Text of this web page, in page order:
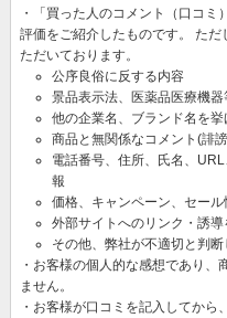
・「買った人のコメント（口コミ
評価をご紹介したものです。 た
ただいております。
公序良俗に反する内容
景品表示法、医薬品医療機
他の企業名、ブランド名を
商品と無関係なコメント(誹
電話番号、住所、氏名、
報
価格、キャンペーン、セー
外部サイトへのリンク・誘導
その他、弊社が不適切と判断
・お客様の個人的な感想であり、
ません。
・お客様が口コミを記入してか